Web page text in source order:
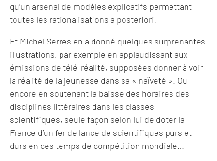
qu’un arsenal de modèles explicatifs permettant
toutes les rationalisations a posteriori.
Et Michel Serres en a donné quelques surprenantes
illustrations, par exemple en applaudissant aux
émissions de télé-réalité, supposées donner à voir
la réalité de la jeunesse dans sa « naïveté ». Ou
encore en soutenant la baisse des horaires des
disciplines littéraires dans les classes
scientifiques, seule façon selon lui de doter la
France d’un fer de lance de scientifiques purs et
durs en ces temps de compétition mondiale…